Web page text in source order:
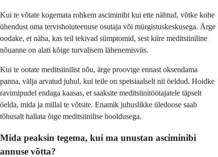
Kui te võtate kogemata rohkem asciminibi kui ette nähtud, võtke kohe
ühendust oma tervishoiuteenuse osutaja või mürgistuskeskusega. Ärge
oodake, et näha, kas teil tekivad sümptomid, sest kiire meditsiiniline
nõuanne on alati kõige turvalisem lähenemisviis.
Kui te ootate meditsiinilist nõu, ärge proovige ennast oksendama
panna, välja arvatud juhul, kui teile on spetsiaalselt nii öeldud. Hoidke
ravimipudel endaga kaasas, et saaksite meditsiinitöötajatele täpselt
öelda, mida ja millal te võtsite. Enamik juhuslikke üledoose saab
tõhusalt hallata õige meditsiinilise hooldusega.
Mida peaksin tegema, kui ma unustan asciminibi
annuse võtta?